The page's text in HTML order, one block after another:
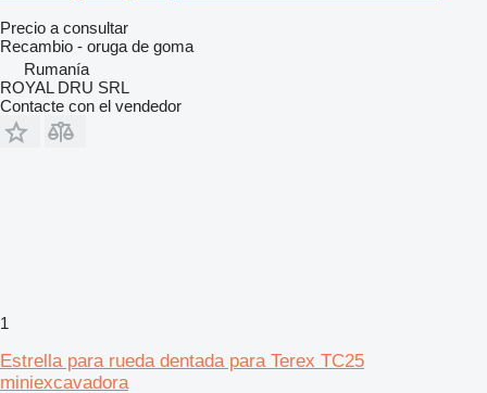
Precio a consultar
Recambio - oruga de goma
Rumanía
ROYAL DRU SRL
Contacte con el vendedor
1
Estrella para rueda dentada para Terex TC25
miniexcavadora